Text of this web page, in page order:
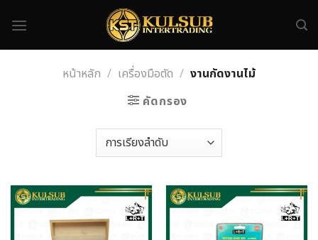
หน้าหลัก / เครื่องมือตัด / งานกัดงานไม้
คัดกรอง